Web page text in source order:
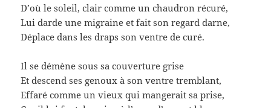
D’où le soleil, clair comme un chaudron récuré,
Lui darde une migraine et fait son regard darne,
Déplace dans les draps son ventre de curé.
Il se démène sous sa couverture grise
Et descend ses genoux à son ventre tremblant,
Effaré comme un vieux qui mangerait sa prise,